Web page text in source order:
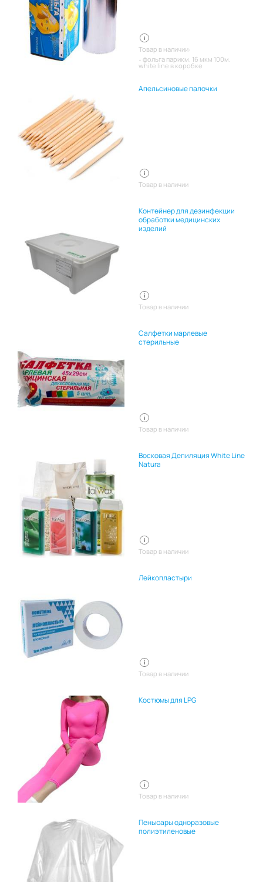
Товар в наличии:
фольга парикм. 16 мкм 100м.
white line в коробке
Апельсиновые палочки
Товар в наличии
Контейнер для дезинфекции
обработки медицинских
изделий
Товар в наличии
Салфетки марлевые
стерильные
Товар в наличии
Восковая Депиляция White Line
Natura
Товар в наличии
Лейкопластыри
Товар в наличии
Костюмы для LPG
Товар в наличии
Пеньюары одноразовые
полиэтиленовые